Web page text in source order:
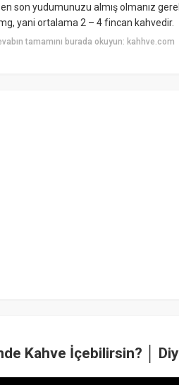
son yudumunuzu almış olmanız
yani ortalama 2 – 4 fincan kahvedir.
tamamını burada okuyun: kahhve.com
Kahve İçebilirsin? │